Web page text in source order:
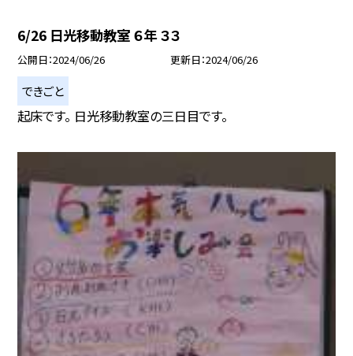
6/26 日光移動教室 ６年 ３３
公開日 2024/06/26 更新日 2024/06/26
できごと
起床です。 日光移動教室の三日目です。